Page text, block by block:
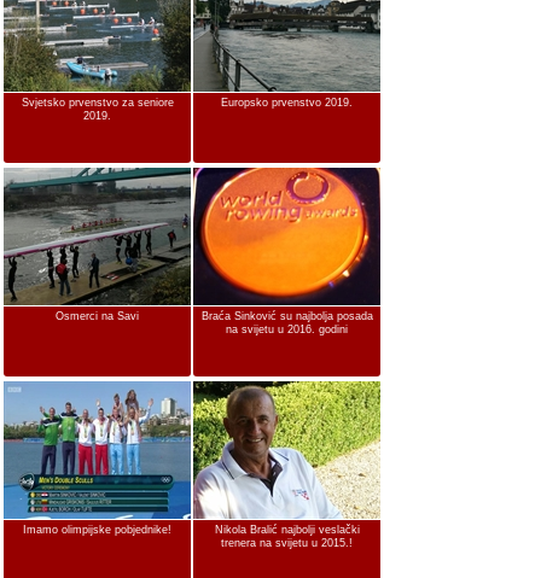
Svjetsko prvenstvo za seniore
2019.
Europsko prvenstvo 2019.
Osmerci na Savi
Braća Sinković su najbolja posada
na svijetu u 2016. godini
Imamo olimpijske pobjednike!
Nikola Bralić najbolji veslački
trenera na svijetu u 2015.!